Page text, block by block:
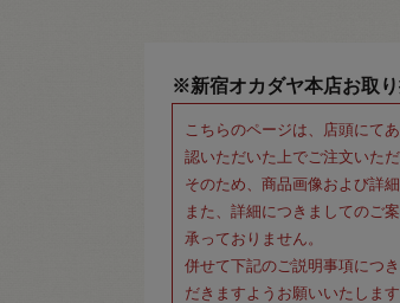
※新宿オカダヤ本店お取
こちらのページは、店頭にて
認いただいた上でご注文いただ
そのため、商品画像および詳
また、詳細につきましてのご
承っておりません。
併せて下記のご説明事項につ
だきますようお願いいたします